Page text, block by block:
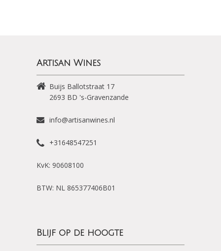
Artisan Wines
Buijs Ballotstraat 17
2693 BD 's-Gravenzande
info@artisanwines.nl
+31648547251
KvK: 90608100
BTW: NL 865377406B01
Blijf op de hoogte